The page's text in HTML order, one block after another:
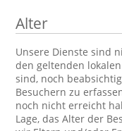
Alter
Unsere Dienste sind
den geltenden
sind, noch
Besuchern zu
noch nicht erreicht
Lage, das Alter der